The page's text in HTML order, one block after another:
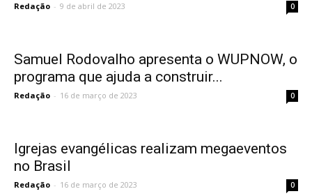
Redação - 9 de abril de 2023 0
Samuel Rodovalho apresenta o WUPNOW, o
programa que ajuda a construir...
Redação - 16 de março de 2023 0
Igrejas evangélicas realizam megaeventos
no Brasil
Redação - 16 de março de 2023 0